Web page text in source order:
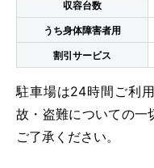
収容台数
うち身体障害者用
割引サービス
駐車場は24時間ご利
故・盗難についての一
ご了承ください。